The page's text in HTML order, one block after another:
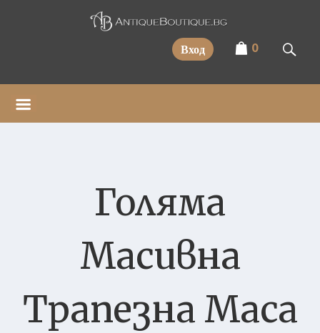
Вход 0
Голяма
Масивна
Трапезна Маса